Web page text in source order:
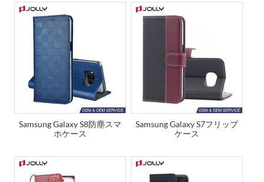
Samsung Galaxy S8防塵スマ
ホケース
Samsung Galaxy S7フリップ
ケース